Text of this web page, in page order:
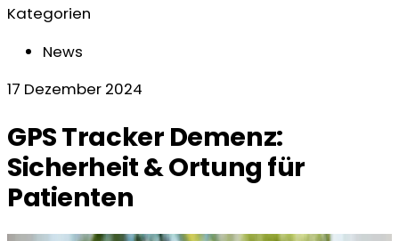
Kategorien
News
17 Dezember 2024
GPS Tracker Demenz:
Sicherheit & Ortung für
Patienten